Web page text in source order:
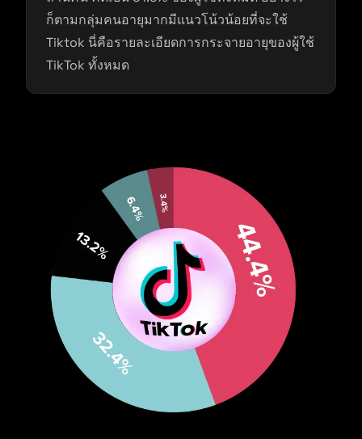
ก็ตามกลุ่มคนอายุมากมีแนวโน้วน้อยที่จะใช้
Tiktok นี่คือรายละเอียดการกระจายอายุของผู้ใช้
TikTok ทั้งหมด